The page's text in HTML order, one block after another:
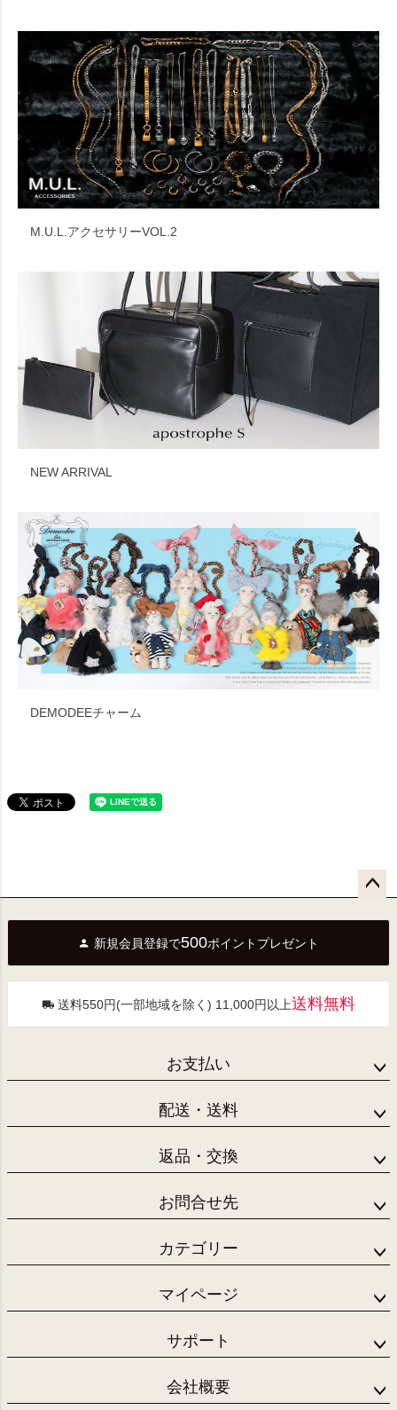
M.U.L.アクセサリーVOL.2
NEW ARRIVAL
DEMODEEチャーム
へ
新規会員登録で500ポイントプレゼント
送料550円(一部地域を除く) 11,000円以上送料無料
お支払い
配送・送料
返品・交換
お問合せ先
カテゴリー
マイページ
サポート
会社概要